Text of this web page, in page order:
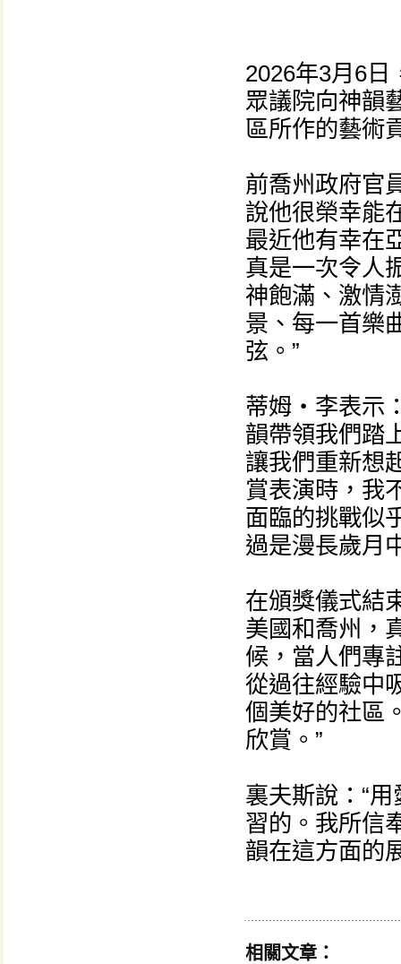
2026年3月6日
眾議院向神韻
區所作的藝術
前喬州政府官
說他很榮幸能
最近他有幸在
真是一次令人
神飽滿、激情
景、每一首樂
弦。”
蒂姆・李表示
韻帶領我們踏
讓我們重新想
賞表演時，我
面臨的挑戰似
過是漫長歲月
在頒獎儀式結
美國和喬州，
候，當人們專
從過往經驗中
個美好的社區
欣賞。”
裏夫斯說：“
習的。我所信
韻在這方面的
相關文章：